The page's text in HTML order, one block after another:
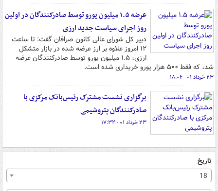
عرضه ۱.۵ میلیون یورو توسط صادرکنندگان در اولین
روز اجرای سیاست جدید ارزی
دبیر کل شورای عالی کانون صرافان گفت: تا ساعت
۱۲ امروز علاوه بر ارز عرضه شده در بازار متشکل
ارزی، ۱.۵ میلیون یورو توسط صادرکنندگان عرضه
شد، که فقط ۵۰۰ هزار یورو خریداری شده است.
۲۳ خرداد ۰۱ - ۱۸:۰۶
برگزاری نشست مشترک رئیس‌بانک مرکزی با
صادرکنندگان پتروشیمی
۲۳ خرداد ۰۱ - ۱۷:۳۲
تاریخ
18